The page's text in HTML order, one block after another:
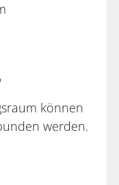
können
werden.